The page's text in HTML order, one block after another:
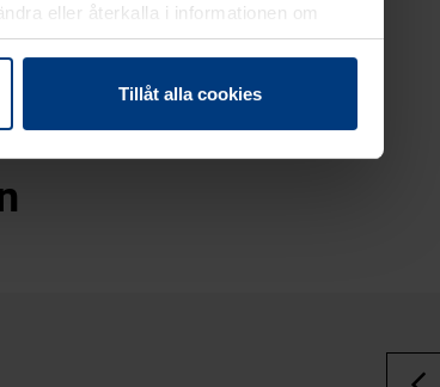
eller återkalla i informationen om
Tillåt alla cookies